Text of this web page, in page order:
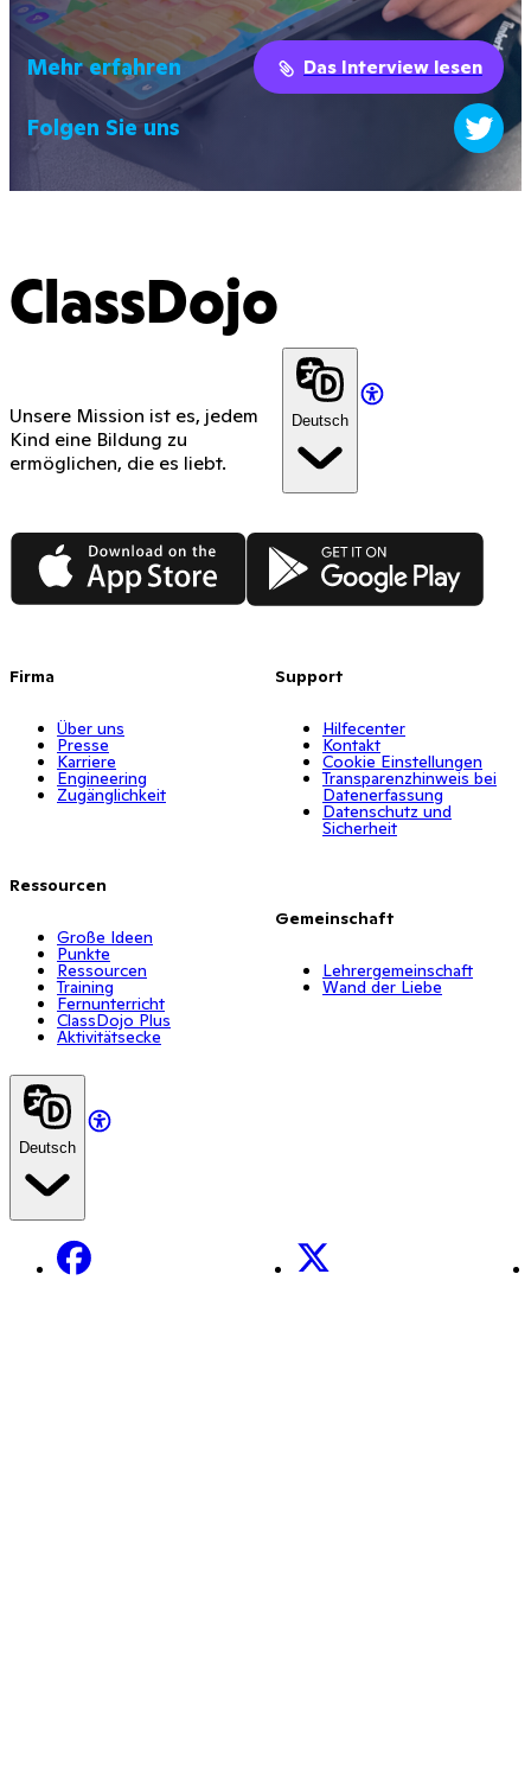
Mehr erfahren Das Interview lesen
Folgen Sie uns
ClassDojo
Unsere Mission ist es, jedem
Kind eine Bildung zu
ermöglichen, die es liebt.
Deutsch
App Store Google Play
Firma
Über uns
Presse
Karriere
Engineering
Zugänglichkeit
Ressourcen
Große Ideen
Punkte
Ressourcen
Training
Fernunterricht
ClassDojo Plus
Aktivitätsecke
Support
Hilfecenter
Kontakt
Cookie Einstellungen
Transparenzhinweis bei
Datenerfassung
Datenschutz und
Sicherheit
Gemeinschaft
Lehrergemeinschaft
Wand der Liebe
Deutsch
Facebook X